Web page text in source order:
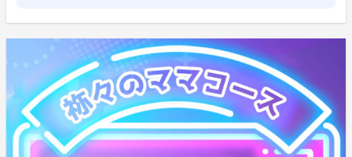
ユーザー参加型百合ゲームとして開発を進めている本作
ですが、将来的にアニメ化まで持って行けるような道筋
を見つけたい！
ノーを突きつけた大人達に示したい！
これをご覧の皆様には作品の内外でいっしょに盛り上げ
て頂ければうれしいです……！